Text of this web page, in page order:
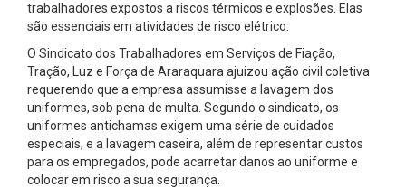
trabalhadores expostos a riscos térmicos e explosões. Elas
são essenciais em atividades de risco elétrico.
O Sindicato dos Trabalhadores em Serviços de Fiação,
Tração, Luz e Força de Araraquara ajuizou ação civil coletiva
requerendo que a empresa assumisse a lavagem dos
uniformes, sob pena de multa. Segundo o sindicato, os
uniformes antichamas exigem uma série de cuidados
especiais, e a lavagem caseira, além de representar custos
para os empregados, pode acarretar danos ao uniforme e
colocar em risco a sua segurança.